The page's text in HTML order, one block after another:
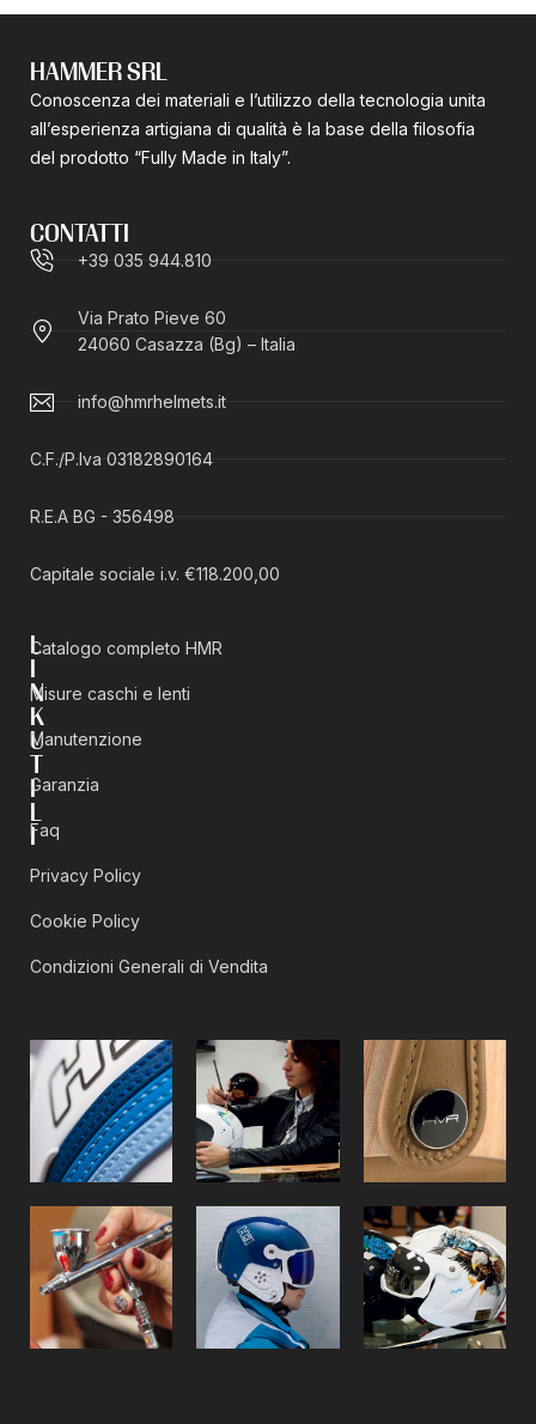
HAMMER SRL
Conoscenza dei materiali e l’utilizzo della tecnologia unita
all’esperienza artigiana di qualità è la base della filosofia
del prodotto “Fully Made in Italy”.
dispersions for different applications such as leather
finishing, paper and textile finishing, formulation of high-
cosmetics, and artificial leather Production.
CONTATTI
+39 035 944.810
Via Prato Pieve 60
24060 Casazza (Bg) – Italia
info@hmrhelmets.it
C.F./P.Iva 03182890164
R.E.A BG - 356498
Capitale sociale i.v. €118.200,00
L
N
K
U
I
L
I
Catalogo completo HMR
Misure caschi e lenti
Manutenzione
Garanzia
Faq
Privacy Policy
Cookie Policy
Condizioni Generali di Vendita